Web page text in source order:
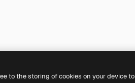
to the storing of cookies on your device